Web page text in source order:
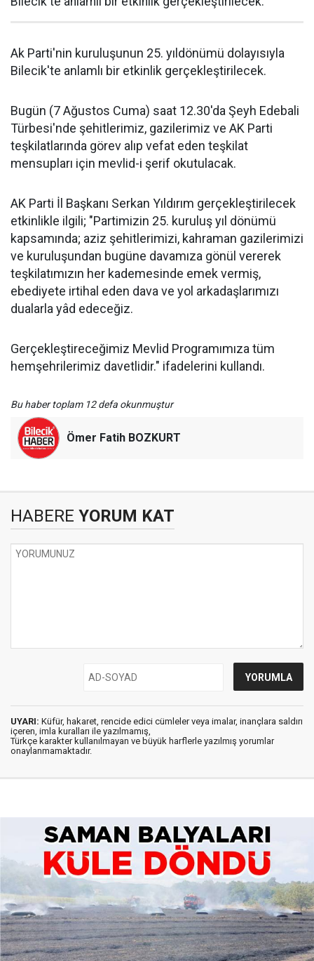
Ak Parti'nin kuruluşunun 25. yıldönümü dolayısıyla
Bilecik'te anlamlı bir etkinlik gerçekleştirilecek.
Bugün (7 Ağustos Cuma) saat 12.30'da Şeyh Edebali
Türbesi'nde şehitlerimiz, gazilerimiz ve AK Parti
teşkilatlarında görev alıp vefat eden teşkilat
mensupları için mevlid-i şerif okutulacak.
AK Parti İl Başkanı Serkan Yıldırım gerçekleştirilecek
etkinlikle ilgili; "Partimizin 25. kuruluş yıl dönümü
kapsamında; aziz şehitlerimizi, kahraman gazilerimizi
ve kuruluşundan bugüne davamıza gönül vererek
teşkilatımızın her kademesinde emek vermiş,
ebediyete irtihal eden dava ve yol arkadaşlarımızı
dualarla yâd edeceğiz.
Gerçekleştireceğimiz Mevlid Programımıza tüm
hemşehrilerimiz davetlidir." ifadelerini kullandı.
Bu haber toplam 12 defa okunmuştur
Ömer Fatih BOZKURT
HABERE YORUM KAT
UYARI: Küfür, hakaret, rencide edici cümleler veya imalar, inançlara saldırı
içeren, imla kuralları ile yazılmamış,
Türkçe karakter kullanılmayan ve büyük harflerle yazılmış yorumlar
onaylanmamaktadır.